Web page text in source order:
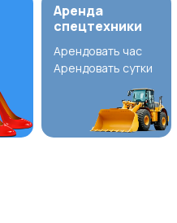
Аренда
спецтехники
Арендовать час
Арендовать сутки